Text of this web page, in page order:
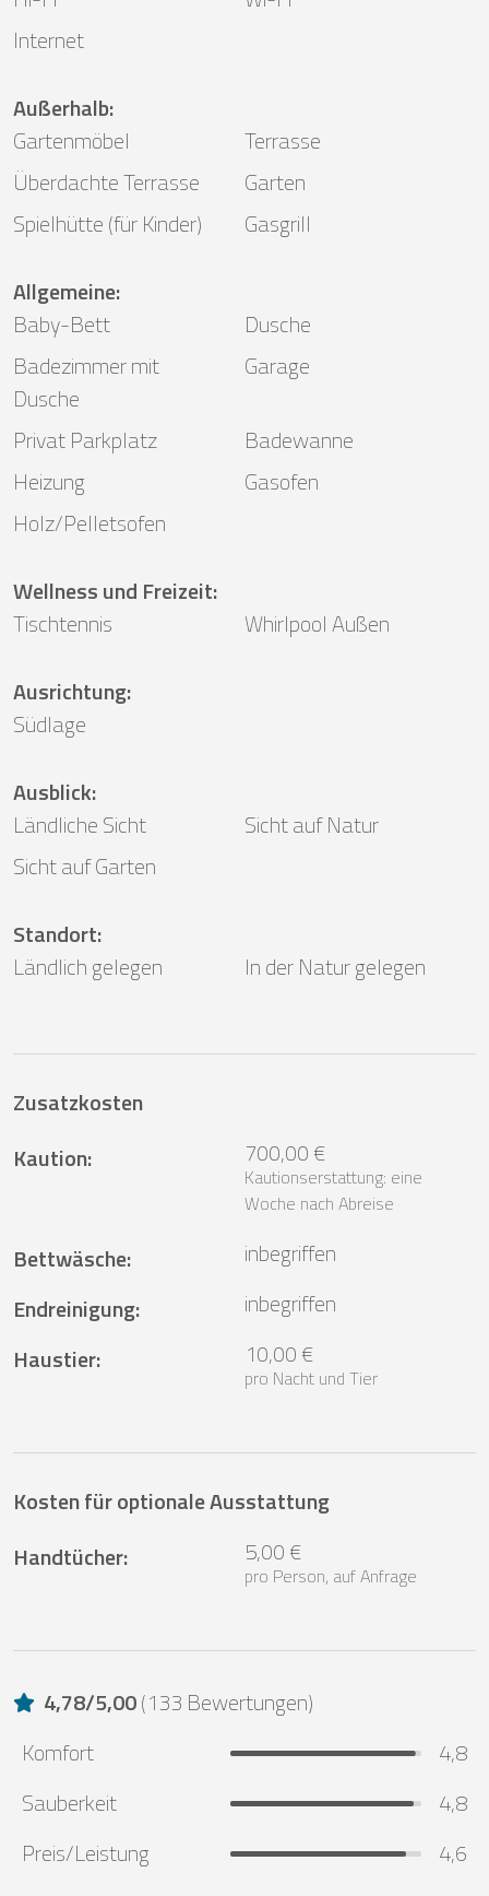
Internet
Außerhalb:
Gartenmöbel
Terrasse
Überdachte Terrasse
Garten
Spielhütte (für Kinder)
Gasgrill
Allgemeine:
Baby-Bett
Dusche
Badezimmer mit
Dusche
Garage
Privat Parkplatz
Badewanne
Heizung
Gasofen
Holz/Pelletsofen
Wellness und Freizeit:
Tischtennis
Whirlpool Außen
Ausrichtung:
Südlage
Ausblick:
Ländliche Sicht
Sicht auf Natur
Sicht auf Garten
Standort:
Ländlich gelegen
In der Natur gelegen
Zusatzkosten
Kaution: 700,00 €
Kautionserstattung: eine
Woche nach Abreise
Bettwäsche:
inbegriffen
Endreinigung:
inbegriffen
Haustier: 10,00 €
pro Nacht und Tier
Kosten für optionale Ausstattung
Handtücher: 5,00 €
pro Person, auf Anfrage
4,78/5,00(133 Bewertungen)
Komfort
4,8
Sauberkeit
4,8
Preis/Leistung
4,6